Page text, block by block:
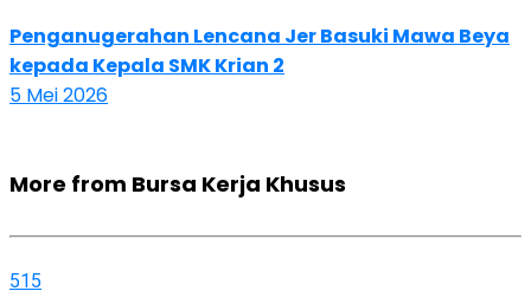
Penganugerahan Lencana Jer Basuki Mawa Beya
kepada Kepala SMK Krian 2
5 Mei 2026
More from Bursa Kerja Khusus
515